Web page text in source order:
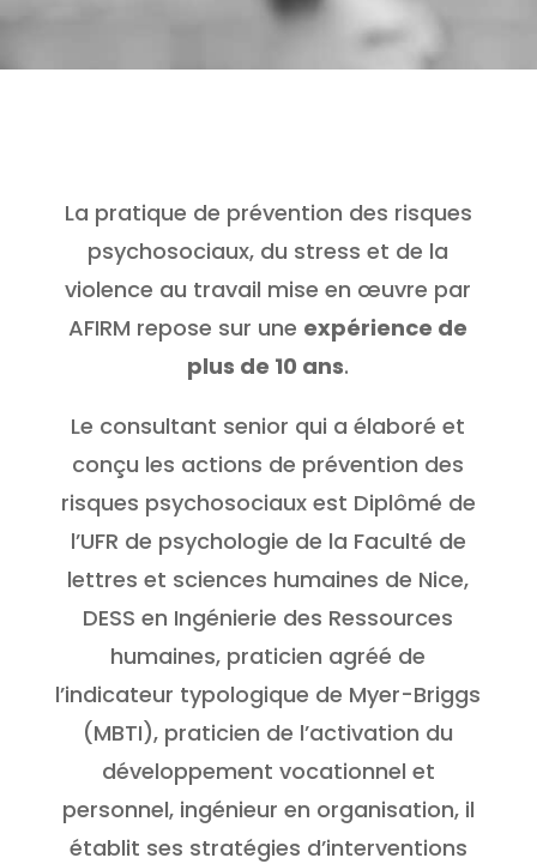
La pratique de prévention des risques
psychosociaux, du stress et de la
violence au travail mise en œuvre par
AFIRM repose sur une expérience de
plus de 10 ans.
Le consultant senior qui a élaboré et
conçu les actions de prévention des
risques psychosociaux est Diplômé de
l’UFR de psychologie de la Faculté de
lettres et sciences humaines de Nice,
DESS en Ingénierie des Ressources
humaines, praticien agréé de
l’indicateur typologique de Myer-Briggs
(MBTI), praticien de l’activation du
développement vocationnel et
personnel, ingénieur en organisation, il
établit ses stratégies d’interventions